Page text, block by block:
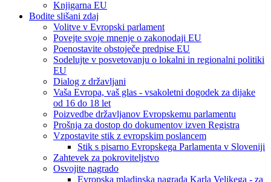
Knjigarna EU
Bodite slišani zdaj
Volitve v Evropski parlament
Povejte svoje mnenje o zakonodaji EU
Poenostavite obstoječe predpise EU
Sodelujte v posvetovanju o lokalni in regionalni politiki
EU
Dialog z državljani
Vaša Evropa, vaš glas - vsakoletni dogodek za dijake
od 16 do 18 let
Poizvedbe državljanov Evropskemu parlamentu
Prošnja za dostop do dokumentov izven Registra
Vzpostavite stik z evropskim poslancem
Stik s pisarno Evropskega Parlamenta v Sloveniji
Zahtevek za pokroviteljstvo
Osvojite nagrado
Evropska mladinska nagrada Karla Velikega - za